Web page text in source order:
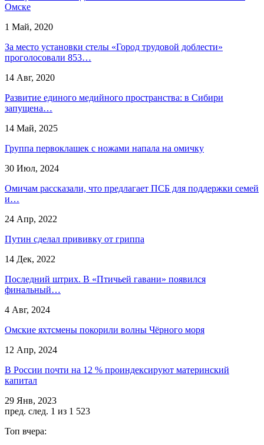
Омске
1 Май, 2020
За место установки стелы «Город трудовой доблести»
проголосовали 853…
14 Авг, 2020
Развитие единого медийного пространства: в Сибири
запущена…
14 Май, 2025
Группа первоклашек с ножами напала на омичку
30 Июл, 2024
Омичам рассказали, что предлагает ПСБ для поддержки семей
и…
24 Апр, 2022
Путин сделал прививку от гриппа
14 Дек, 2022
Последний штрих. В «Птичьей гавани» появился
финальный…
4 Авг, 2024
Омские яхтсмены покорили волны Чёрного моря
12 Апр, 2024
В России почти на 12 % проиндексируют материнский
капитал
29 Янв, 2023
пред. след. 1 из 1 523
Топ вчера: